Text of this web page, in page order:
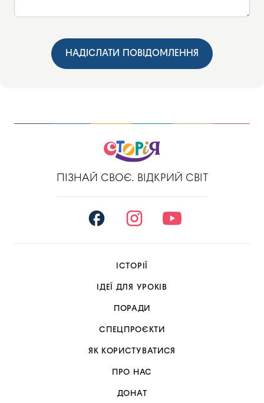
НАДІСЛАТИ ПОВІДОМЛЕННЯ
ПІЗНАЙ СВОЄ. ВІДКРИЙ СВІТ
ІСТОРІЇ
ІДЕЇ ДЛЯ УРОКІВ
ПОРАДИ
СПЕЦПРОЄКТИ
ЯК КОРИСТУВАТИСЯ
ПРО НАС
ДОНАТ